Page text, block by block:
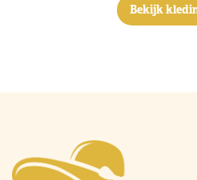
Bekijk